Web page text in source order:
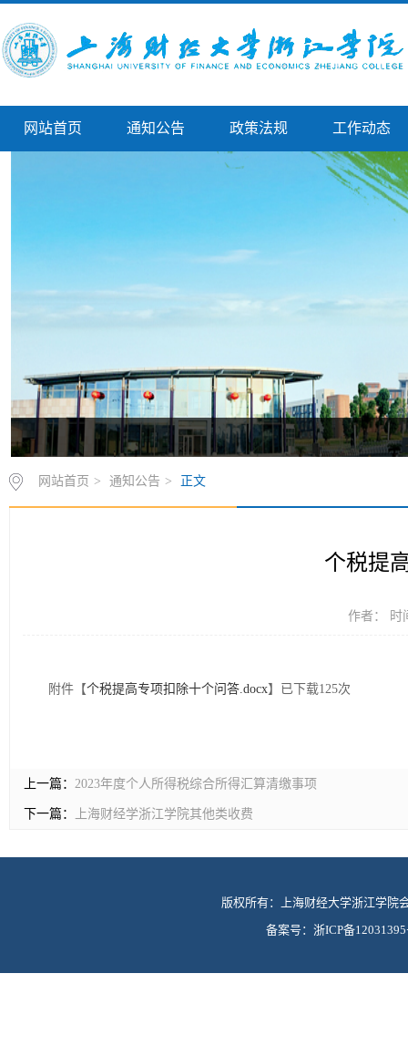
网站首页 通知公告 政策法规 工作动态
网站首页 > 通知公告 > 正文
个税提
作者： 时
附件【个税提高专项扣除十个问答.docx】已下载125次
上一篇： 2023年度个人所得税综合所得汇算清缴事项
下一篇： 上海财经学浙江学院其他类收费
版权所有：上海财经大学浙江学
备案号：浙ICP备